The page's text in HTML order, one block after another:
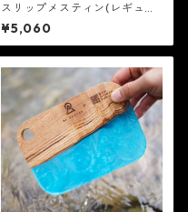
スリップメスティン(レギュラ
ー) - 8A GARAGE
¥5,060